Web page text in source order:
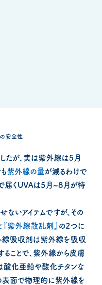
安全性
たが、実は紫外線は5月
紫外線の量が減るわけで
で届くUVAは5月~8月が特
いアイテムですが、その
紫外線散乱剤』 の2つに
線吸収剤は紫外線を吸収
ことで、紫外線から皮膚
酸化亜鉛や酸化チタンな
表面で物理的に紫外線を